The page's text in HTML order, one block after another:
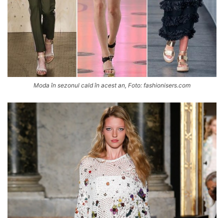
Moda în sezonul cald în acest an, Foto: fashionisers.com